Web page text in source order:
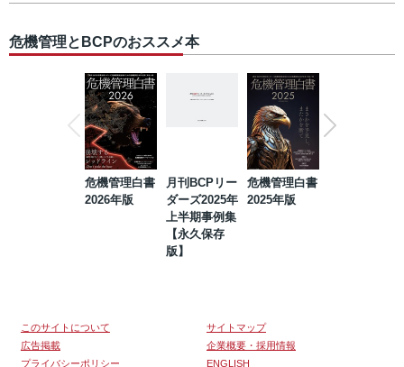
危機管理とBCPのおススメ本
危機管理白書
2026年版
月刊BCPリー
ダーズ2025年
上半期事例集
【永久保存
版】
危機管理白書
2025年版
このサイトについて
サイトマップ
広告掲載
企業概要・採用情報
プライバシーポリシー
ENGLISH